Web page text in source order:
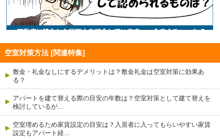
空室対策方法 [関連特集]
敷金・礼金なしにするデメリットは？敷金礼金は空室対策に効果あ
る？
アパートを建て替える際の目安の年数は？空室対策として建て替えを
検討しているが…
空室埋めるため家賃設定の目安は？入居者に入ってもらいやすい家賃
設定もアパート経…